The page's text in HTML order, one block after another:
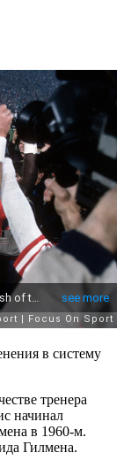
в систему
тренера
начинал
в 1960-м.
Гилмена.